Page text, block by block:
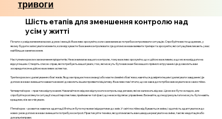
тривоги
Шість етапів для зменшення контролю над
усім у житті
Почати з усвідомлення власних думок і емоцій. Важливо зрозуміти, коли саме виникає потреба контролювати ситуацію. Спробуйте вести щоденник, у
якому будете записувати моменти, коли відчуваєте бажання контролювати. Це допоможе вам виявити тригери та зрозуміти, які ситуації викликають у вас
найбільше занепокоєння.
Наступним кроком є визначення пріоритетів. Не все вимагає вашого контролю, тому важливо зрозуміти, що є дійсно важливим, а що можна віддати на
відкуп іншим. Створіть список справ, які потребують вашої уваги, і тих, які можуть бути виконані без вашого прямого втручання. Це дозволить вам
зосередитися на дійсно важливих аспектах.
Третім кроком є делегування обов'язків. Якщо ви працюєте в команді або маєте сімейні обов'язки, навчіться довіряти іншим і делегувати завдання. Це
допоможе вам зменшити навантаження і дозволить іншим проявити ініціативу. Важливо пам'ятати, що не завжди потрібно виконувати все самостійно.
Четвертий крок – практика відпускання. Намагайтеся свідомо відпускати контроль над речами, які не залежать від вас. Це може бути складно, але
спробуйте розглянути ситуації з іншої перспективи, приймаючи той факт, що не все підлягає управлінню. Визнайте, що іноді результати можуть бути навіть
кращими, ніж ви очікували.
П’ятий крок – розвиток навичок адаптації. Вчіться бути гнучкими і відкритими до змін. У світі постійно відбуваються зміни, і здатність адаптуватися до
нових умов допоможе вам зменшити потребу в контролі. Практикуйте техніки, які допомагають вам швидше реагувати на зміни, такі як медитація або
дихальні вправи.